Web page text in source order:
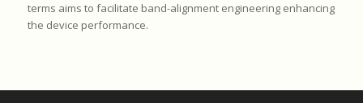
terms aims to facilitate band-alignment engineering enhancing
the device performance.